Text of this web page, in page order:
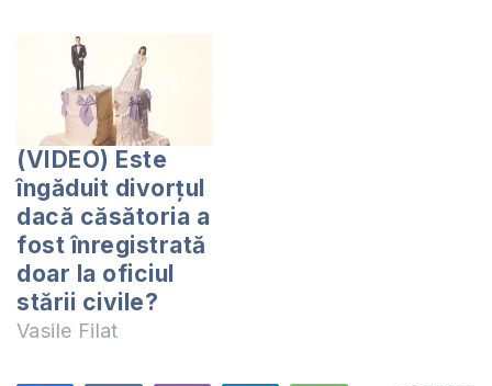
ea dorește să fie în
credința asta, iar
familia ei este
împotrivă, ce ar
trebui să facă?
Mulțumesc de
răspuns.
RĂSPUNSUL: Nu-mi
este clar din felul
cum…
(VIDEO) Este
îngăduit divorțul
dacă căsătoria a
fost înregistrată
doar la oficiul
stării civile?
Vasile Filat